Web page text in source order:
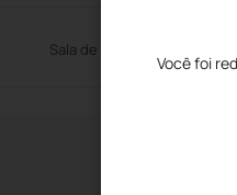
Você foi
Sala de Reuniões